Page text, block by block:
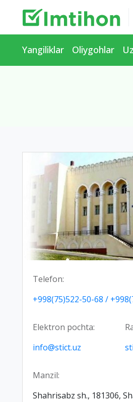
Yangiliklar Oliygohlar
Telefon:
+998(75)522-50-68 /
Elektron pochta:
info@stict.uz
Manzil:
Shahrisabz sh., 181306,